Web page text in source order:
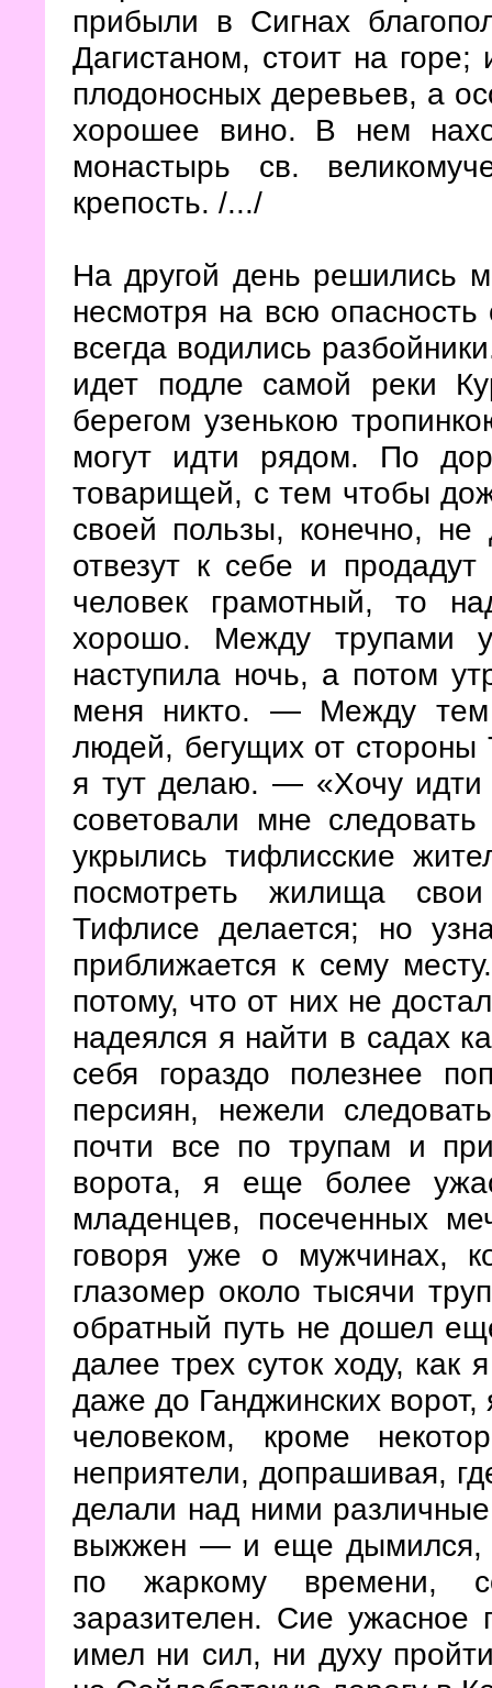
прибыли в Сигнах
Дагистаном, стоит на
плодоносных деревьев, а
хорошее вино. В нем
монастырь св.
крепость. /.../
На другой день решились
несмотря на всю
всегда водились
идет подле самой реки
берегом узенькою
могут идти рядом. По
товарищей, с тем чтобы
своей пользы, конечно, не
отвезут к себе и
человек грамотный, то
хорошо. Между трупами
наступила ночь, а потом
меня никто. — Между тем
людей, бегущих от
я тут делаю. — «Хочу
советовали мне
укрылись тифлисские
посмотреть жилища
Тифлисе делается; но
приближается к сему
потому, что от них не
надеялся я найти в садах
себя гораздо полезнее
персиян, нежели
почти все по трупам и
ворота, я еще более
младенцев, посеченных
говоря уже о мужчинах,
глазомер около тысячи
обратный путь не дошел
далее трех суток ходу,
даже до Ганджинских
человеком, кроме
неприятели, допрашивая,
делали над ними
выжжен — и еще дымился,
по жаркому времени,
заразителен. Сие
имел ни сил, ни духу